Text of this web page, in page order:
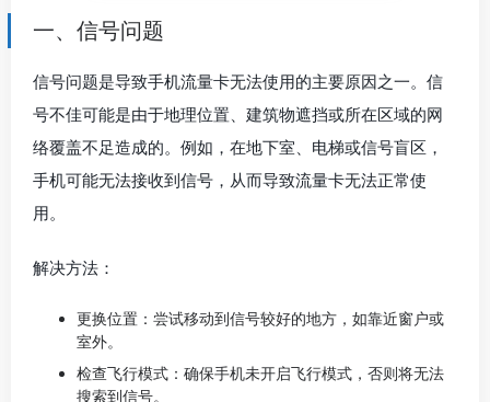
一、信号问题
信号问题是导致手机流量卡无法使用的主要原因之一。信
号不佳可能是由于地理位置、建筑物遮挡或所在区域的网
络覆盖不足造成的。例如，在地下室、电梯或信号盲区，
手机可能无法接收到信号，从而导致流量卡无法正常使
用。
解决方法：
更换位置：尝试移动到信号较好的地方，如靠近窗户或
室外。
检查飞行模式：确保手机未开启飞行模式，否则将无法
搜索到信号。